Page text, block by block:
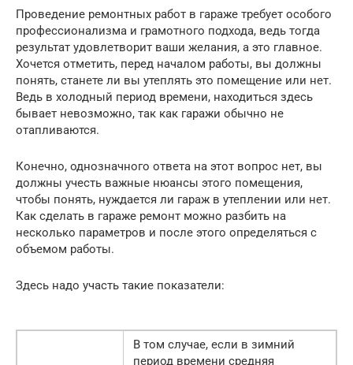
Проведение ремонтных работ в гараже требует особого
профессионализма и грамотного подхода, ведь тогда
результат удовлетворит ваши желания, а это главное.
Хочется отметить, перед началом работы, вы должны
понять, станете ли вы утеплять это помещение или нет.
Ведь в холодный период времени, находиться здесь
бывает невозможно, так как гаражи обычно не
отапливаются.
Конечно, однозначного ответа на этот вопрос нет, вы
должны учесть важные нюансы этого помещения,
чтобы понять, нуждается ли гараж в утеплении или нет.
Как сделать в гараже ремонт можно разбить на
несколько параметров и после этого определяться с
объемом работы.
Здесь надо участь такие показатели:
В том случае, если в зимний
период времени средняя